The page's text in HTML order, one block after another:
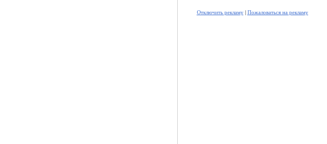
Отключить рекламу| Пожаловаться на рекламу